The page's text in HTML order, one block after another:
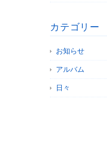
カテゴリー
お知らせ
アルバム
日々